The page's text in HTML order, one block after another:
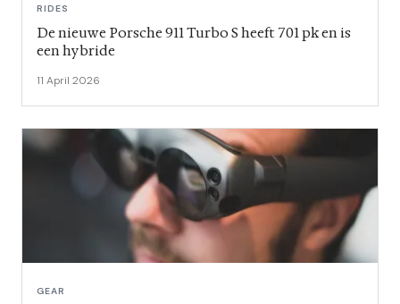
RIDES
De nieuwe Porsche 911 Turbo S heeft 701 pk en is
een hybride
11 April 2026
GEAR